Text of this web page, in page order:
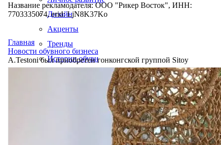
Дизайн
Акценты
Тренды
Истории обуви
Название рекламодателя: ООО "Рикер Восток", ИНН:
7703335074, erid: LjN8K37Ko
Главная
Новости обувного бизнеса
A.Testoni был приобретен гонконгской группой Sitoy